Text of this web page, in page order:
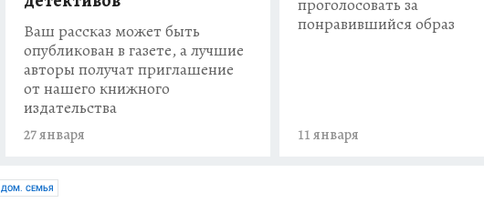
Ваш рассказ может быть
опубликован в газете, а лучшие
авторы получат приглашение
от нашего книжного
издательства
27 января
проголосовать за
понравившийся образ
11 января
ДОМ. СЕМЬЯ